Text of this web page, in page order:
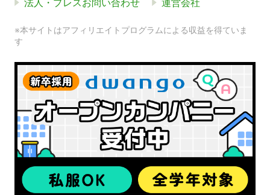
法人・プレスお問い合わせ 運営会社
※本サイトはアフィリエイトプログラムによる収益を得ていま
す